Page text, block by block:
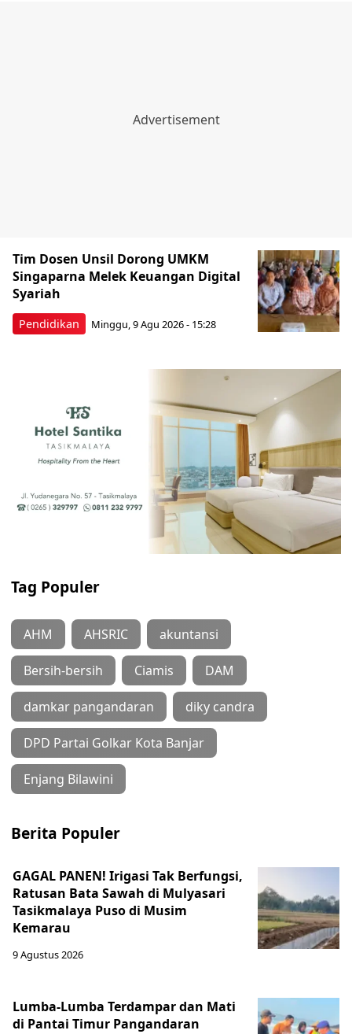
Pendidikan
Tim Dosen Unsil Dorong UMKM
Singaparna Melek Keuangan Digital
Syariah
Minggu, 9 Agu 2026 - 15:28
Tag Populer
AHM AHSRIC akuntansi
Bersih-bersih Ciamis DAM
damkar pangandaran diky candra
DPD Partai Golkar Kota Banjar
Enjang Bilawini
Berita Populer
GAGAL PANEN! Irigasi Tak Berfungsi,
Ratusan Bata Sawah di Mulyasari
Tasikmalaya Puso di Musim
Kemarau
9 Agustus 2026
Lumba-Lumba Terdampar dan Mati
di Pantai Timur Pangandaran